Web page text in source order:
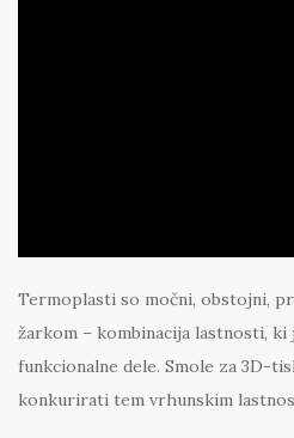
Termoplasti so močni, obstojni,
žarkom – kombinacija lastnosti, ki
funkcionalne dele. Smole za 3D-
konkurirati tem vrhunskim